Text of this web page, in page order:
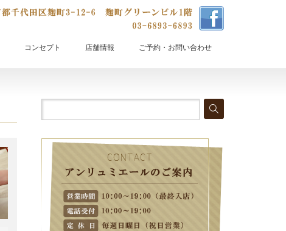
コンセプト 店舗情報 ご予約・お問い合わせ